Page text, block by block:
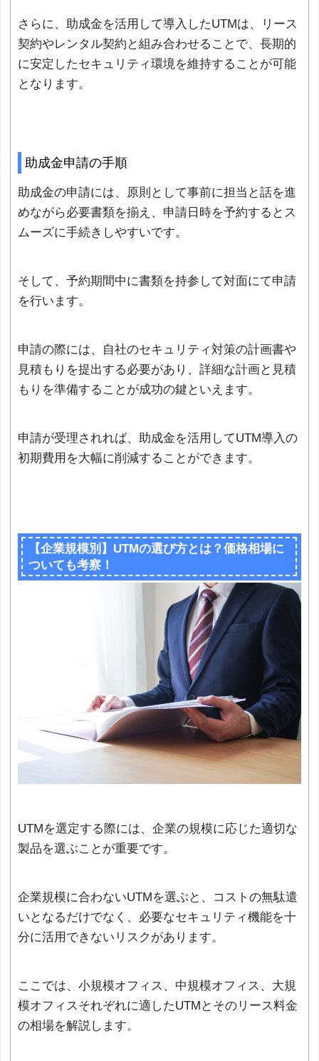
さらに、助成金を活用して導入したUTMは、リース
契約やレンタル契約と組み合わせることで、長期的
に安定したセキュリティ環境を維持することが可能
となります。
助成金申請の手順
助成金の申請には、原則として事前に担当と話を進
めながら必要書類を揃え、申請日時を予約するとス
ムーズに手続きしやすいです。
そして、予約期間中に書類を持参して対面にて申請
を行います。
申請の際には、自社のセキュリティ対策の計画書や
見積もりを提出する必要があり、詳細な計画と見積
もりを準備することが成功の鍵といえます。
申請が受理されれば、助成金を活用してUTM導入の
初期費用を大幅に削減することができます。
【企業規模別】UTMの選び方とは？価格相場に
ついても考察！
UTMを選定する際には、企業の規模に応じた適切な
製品を選ぶことが重要です。
企業規模に合わないUTMを選ぶと、コストの無駄遣
いとなるだけでなく、必要なセキュリティ機能を十
分に活用できないリスクがあります。
ここでは、小規模オフィス、中規模オフィス、大規
模オフィスそれぞれに適したUTMとそのリース料金
の相場を解説します。